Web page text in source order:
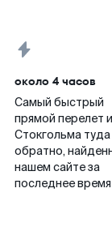
около 4 часов
Самый быстрый
прямой перелет
Стокгольма туда
обратно,
нашем сайте за
последнее время